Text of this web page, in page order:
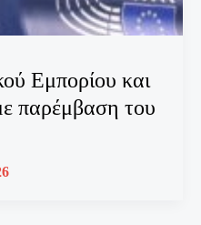
Εμπορίου και
παρέμβαση του